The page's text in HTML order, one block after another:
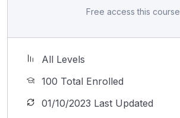
Free access this course
All Levels
100 Total Enrolled
01/10/2023 Last Updated